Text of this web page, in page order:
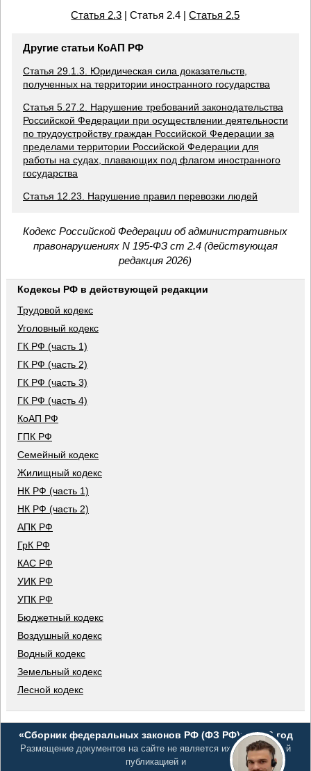
Статья 2.3 | Статья 2.4 |Статья 2.5
Другие статьи КоАП РФ
Статья 29.1.3. Юридическая сила доказательств,
полученных на территории иностранного государства
Статья 5.27.2. Нарушение требований законодательства
Российской Федерации при осуществлении деятельности
по трудоустройству граждан Российской Федерации за
пределами территории Российской Федерации для
работы на судах, плавающих под флагом иностранного
государства
Статья 12.23. Нарушение правил перевозки людей
Кодекс Российской Федерации об административных
правонарушениях N 195-ФЗ ст 2.4 (действующая
редакция 2026)
Кодексы РФ в действующей редакции
Трудовой кодекс
Уголовный кодекс
ГК РФ (часть 1)
ГК РФ (часть 2)
ГК РФ (часть 3)
ГК РФ (часть 4)
КоАП РФ
ГПК РФ
Семейный кодекс
Жилищный кодекс
НК РФ (часть 1)
НК РФ (часть 2)
АПК РФ
ГрК РФ
КАС РФ
УИК РФ
УПК РФ
Бюджетный кодекс
Воздушный кодекс
Водный кодекс
Земельный кодекс
Лесной кодекс
«Сборник федеральных законов РФ (ФЗ РФ)», 2026 год
Размещение документов на сайте не является их официальной
публикацией и